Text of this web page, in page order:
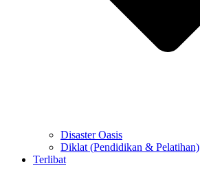
Disaster Oasis
Diklat (Pendidikan & Pelatihan)
Terlibat